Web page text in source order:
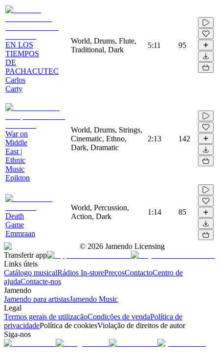
EN LOS
TIEMPOS
DE
PACHACUTEC
Carlos
Carty
World, Drums, Flute,
Traditional, Dark
5:11 95
War on
Middle
East |
Ethnic
Music
Epikton
World, Drums, Strings,
Cinematic, Ethno,
Dark, Dramatic
2:13 142
Death
Game
Emmraan
World, Percussion,
Action, Dark
1:14 85
© 2026 Jamendo Licensing
Transferir app
Links úteis
Catálogo musicalRádios In-storePreçosContactoCentro de
ajudaContacte-nos
Jamendo
Jamendo para artistasJamendo Music
Legal
Termos gerais de utilizaçãoCondições de vendaPolítica de
privacidadePolítica de cookiesViolação de direitos de autor
Siga-nos